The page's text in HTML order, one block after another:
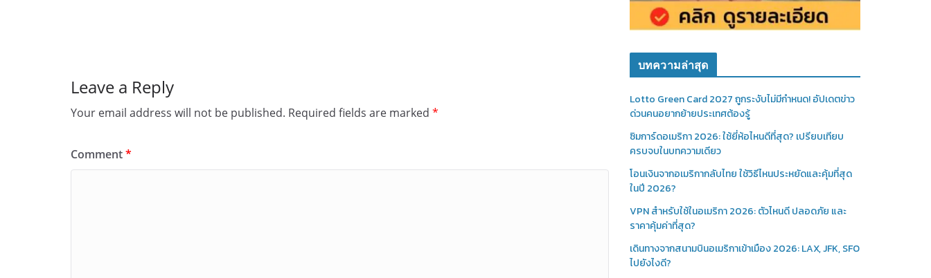
Leave a Reply
Your email address will not be published. Required fields are marked *
Comment*
บทความล่าสุด
Lotto Green Card 2027 ถูกระงับไม่มีกำหนด! อัปเดตข่าว
ด่วนคนอยากย้ายประเทศต้องรู้
ซิมการ์ดอเมริกา 2026: ใช้ยี่ห้อไหนดีที่สุด? เปรียบเทียบ
ครบจบในบทความเดียว
โอนเงินจากอเมริกากลับไทย ใช้วิธีไหนประหยัดและคุ้มที่สุด
ในปี 2026?
VPN สำหรับใช้ในอเมริกา 2026: ตัวไหนดี ปลอดภัย และ
ราคาคุ้มค่าที่สุด?
เดินทางจากสนามบินอเมริกาเข้าเมือง 2026: LAX, JFK, SFO
ไปยังไงดี?